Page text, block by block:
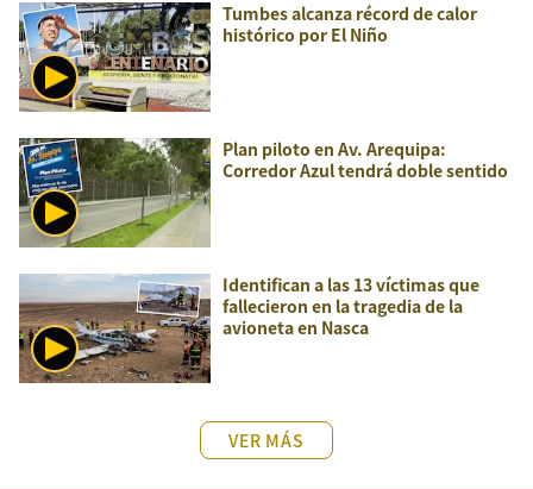
Tumbes alcanza récord de calor
histórico por El Niño
Plan piloto en Av. Arequipa:
Corredor Azul tendrá doble sentido
Identifican a las 13 víctimas que
fallecieron en la tragedia de la
avioneta en Nasca
VER MÁS